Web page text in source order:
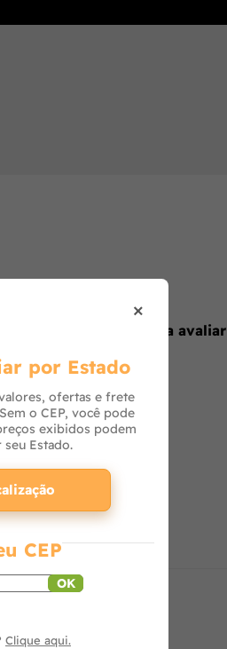
o produto
seja o primeiro a avaliar
vendo
×
por Estado
ofertas e frete
o CEP, você pode
exibidos podem
Estado.
CEP
OK
Clique aqui.